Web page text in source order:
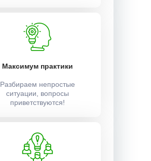
Максимум практики
Разбираем непростые
ситуации, вопросы
приветствуются!